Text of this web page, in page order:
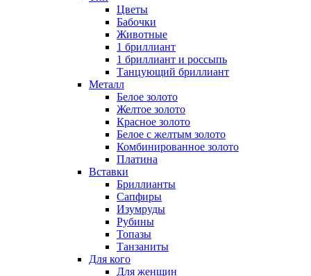
Цветы
Бабочки
Животные
1 бриллиант
1 бриллиант и россыпь
Танцующий бриллиант
Металл
Белое золото
Желтое золото
Красное золото
Белое с желтым золото
Комбинированное золото
Платина
Вставки
Бриллианты
Сапфиры
Изумруды
Рубины
Топазы
Танзаниты
Для кого
Для женщин